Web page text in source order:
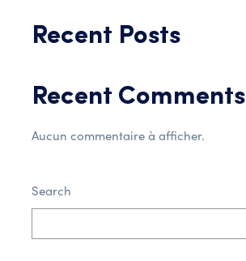
Recent Posts
Recent Comments
Aucun commentaire à afficher.
Search